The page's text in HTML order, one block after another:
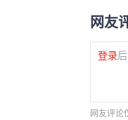
网友
登录
网友评论